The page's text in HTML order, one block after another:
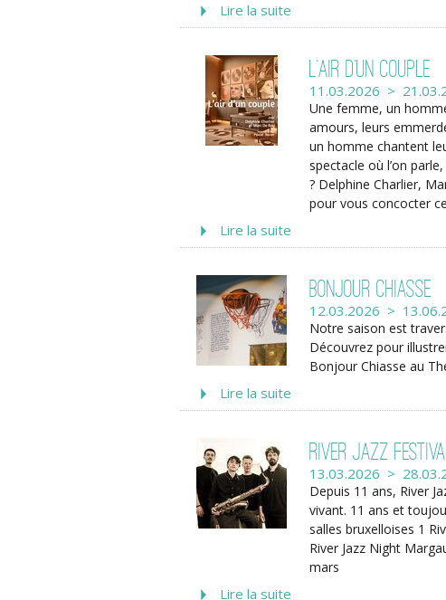
Lire la suite
L’Air d’un Couple
11.03.2026 >
Une femme, un
amours, leurs
un homme chantent
spectacle où l’on
? Delphine Charlier,
pour vous concocter
Lire la suite
Bonjour Chiasse
12.03.2026 >
Notre saison est
Découvrez pour
Bonjour Chiasse au
Lire la suite
River Jazz Festival
13.03.2026 >
Depuis 11 ans, River
vivant. 11 ans et
salles bruxelloises 1
River Jazz Night
mars
Lire la suite